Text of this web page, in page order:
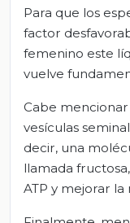
Para que los
factor
femenino este
vuelve
Cabe
vesículas
decir, una
llamada
ATP y mejorar la